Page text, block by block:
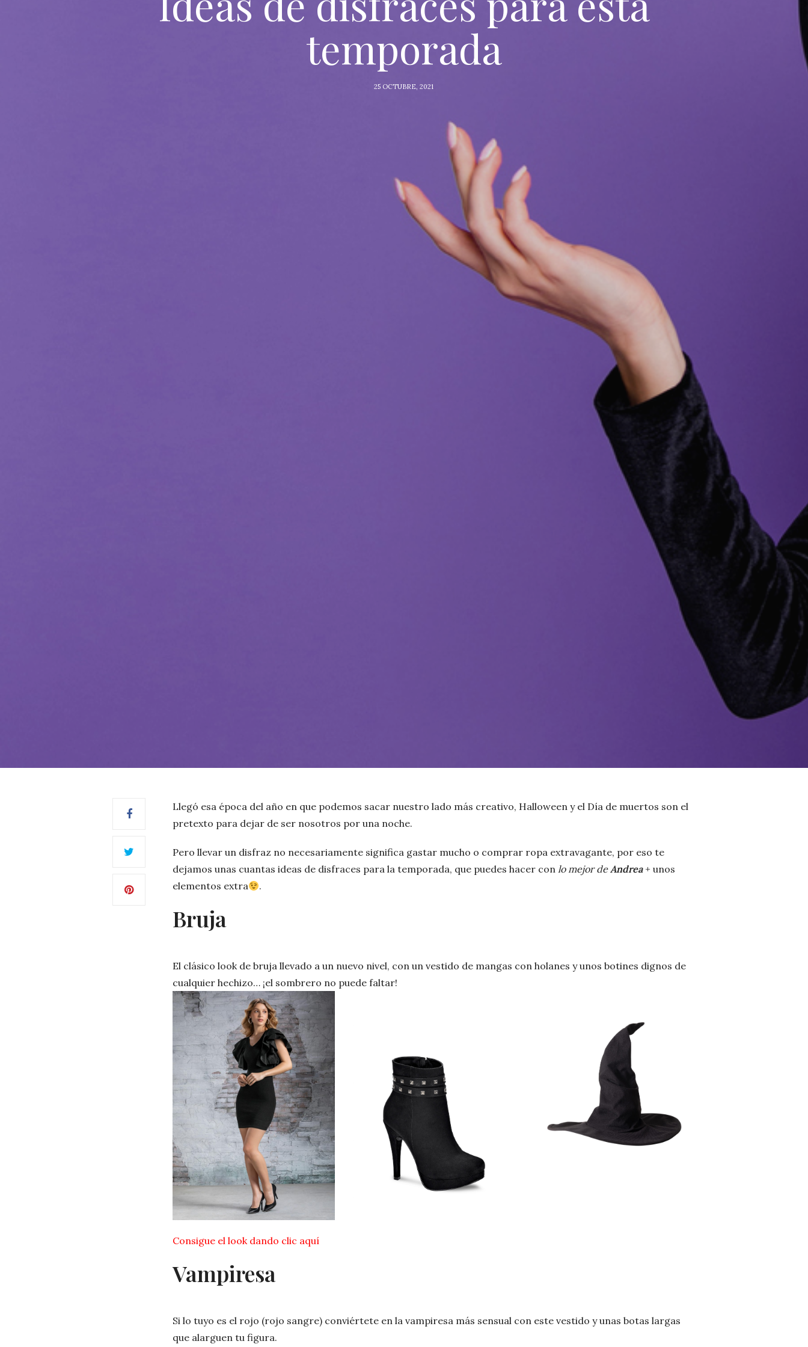
temporada
25 OCTUBRE, 2021
Llegó esa época del año en que podemos sacar nuestro lado más creativo, Halloween y el Día de muertos son el
pretexto para dejar de ser nosotros por una noche.
Pero llevar un disfraz no necesariamente significa gastar mucho o comprar ropa extravagante, por eso te
dejamos unas cuantas ideas de disfraces para la temporada, que puedes hacer con lo mejor deAndrea + unos
elementos extra
.
Bruja
El clásico look de bruja llevado a un nuevo nivel, con un vestido de mangas con holanes y unos botines dignos de
cualquier hechizo… ¡el sombrero no puede faltar!
Consigue el look dando clic aquí
Vampiresa
Si lo tuyo es el rojo (rojo sangre) conviértete en la vampiresa más sensual con este vestido y unas botas largas
que alarguen tu figura.